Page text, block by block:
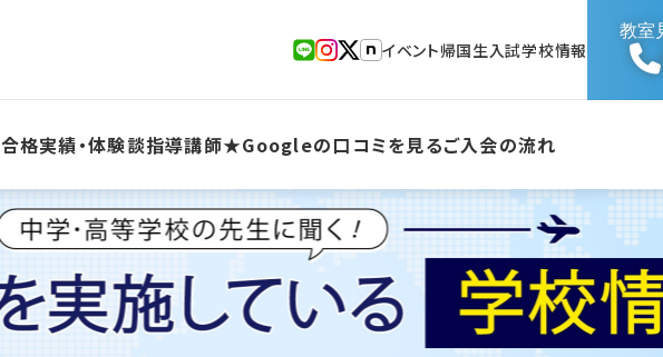
イベント帰国生入試学校情報
教室
合格実績・体験談指導講師★Googleの口コミを見るご入会の流れ